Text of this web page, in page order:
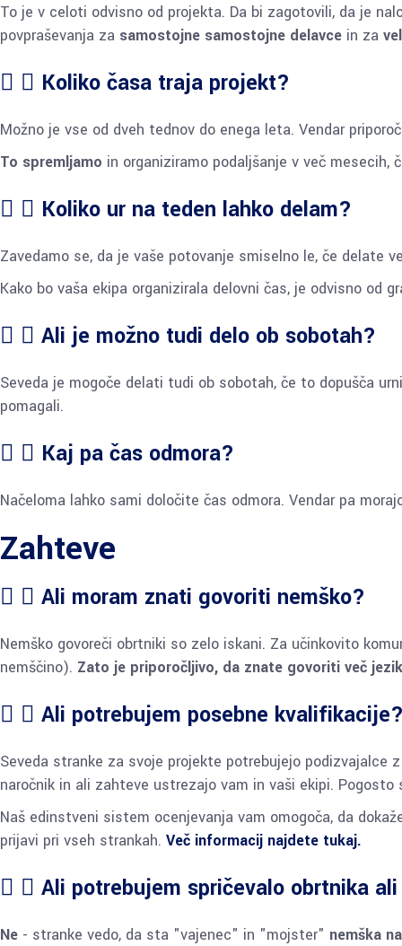
To je v celoti odvisno od projekta. Da bi zagotovili, da je
povpraševanja za samostojne samostojne delavce in za
Koliko časa traja projekt?
Možno je vse od dveh tednov do enega leta. Vendar
To spremljamo in organiziramo podaljšanje v več mesecih,
Koliko ur na teden lahko delam?
Zavedamo se, da je vaše potovanje smiselno le, če delate
Kako bo vaša ekipa organizirala delovni čas, je odvisno od
Ali je možno tudi delo ob sobotah?
Seveda je mogoče delati tudi ob sobotah, če to dopušča
pomagali.
Kaj pa čas odmora?
Načeloma lahko sami določite čas odmora. Vendar pa
Zahteve
Ali moram znati govoriti nemško?
Nemško govoreči obrtniki so zelo iskani. Za učinkovito
nemščino). Zato je priporočljivo, da znate govoriti več
Ali potrebujem posebne
Seveda stranke za svoje projekte potrebujejo podizvajalce
naročnik in ali zahteve ustrezajo vam in vaši ekipi.
Naš edinstveni sistem ocenjevanja vam omogoča, da
prijavi pri vseh strankah. Več informacij najdete tukaj.
Ali potrebujem spričevalo obrtnika
Ne - stranke vedo, da sta "vajenec" in "mojster" nemška